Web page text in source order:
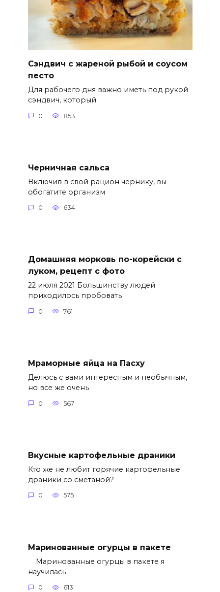
Сэндвич с жареной рыбой и соусом
песто
Для рабочего дня важно иметь под рукой
сэндвич, который
0 853
Черничная сальса
Включив в свой рацион чернику, вы
обогатите организм
0 634
Домашняя морковь по-корейски с
луком, рецепт с фото
22 июля 2021 Большинству людей
приходилось пробовать
0 761
Мраморные яйца на Пасху
Делюсь с вами интересным и необычным,
но все же очень
0 567
Вкусные картофельные драники
Кто же не любит горячие картофельные
драники со сметаной?
0 575
Маринованные огурцы в пакете
Маринованные огурцы в пакете я
научилась
0 613